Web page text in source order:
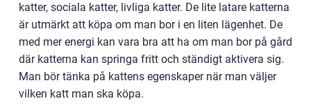
katter, sociala katter, livliga katter. De lite latare katterna
är utmärkt att köpa om man bor i en liten lägenhet. De
med mer energi kan vara bra att ha om man bor på gård
där katterna kan springa fritt och ständigt aktivera sig.
Man bör tänka på kattens egenskaper när man väljer
vilken katt man ska köpa.